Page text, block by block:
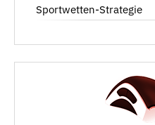
Sportwetten-Strategie